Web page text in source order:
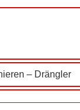
– Drängler